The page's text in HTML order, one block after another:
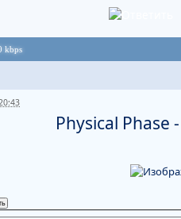
kbps
Physical Phase